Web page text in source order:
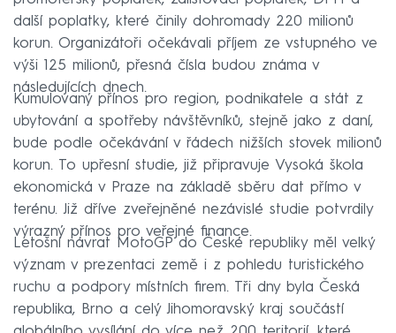
další poplatky, které činily dohromady 220 milionů
korun. Organizátoři očekávali příjem ze vstupného ve
výši 125 milionů, přesná čísla budou známa v
následujících dnech.
Kumulovaný přínos pro region, podnikatele a stát z
ubytování a spotřeby návštěvníků, stejně jako z daní,
bude podle očekávání v řádech nižších stovek milionů
korun. To upřesní studie, již připravuje Vysoká škola
ekonomická v Praze na základě sběru dat přímo v
terénu. Již dříve zveřejněné nezávislé studie potvrdily
výrazný přínos pro veřejné finance.
Letošní návrat MotoGP do České republiky měl velký
význam v prezentaci země i z pohledu turistického
ruchu a podpory místních firem. Tři dny byla Česká
republika, Brno a celý Jihomoravský kraj součástí